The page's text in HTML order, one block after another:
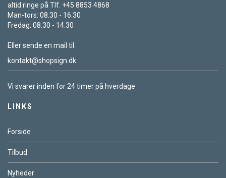
altid ringe på Tlf. +45 8853 4868
Man-tors: 08.30 - 16.30
Fredag: 08.30 - 14.30
Eller sende en mail til
kontakt@shopsign.dk
Vi svarer inden for 24 timer på hverdage
LINKS
Forside
Tilbud
Nyheder